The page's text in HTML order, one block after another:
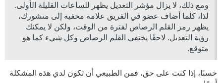
ومع ذلك، لا يزال مؤشر التعديل يظهر للساعات القليلة الأولى.
لذا، كلما أضاف عضو في الفريق علامة مخفية إلى منشورك،
يظهر رمز القلم الرصاص لفترة من الوقت، ولكن لا يمكنك
رؤية التعديل. لاحقًا يختفي القلم الرصاص وكل شيء كما هو
متوقع.
حسنًا، إذا كنت على حق، فمن الطبيعي أن تكون لدي هذه المشكلة